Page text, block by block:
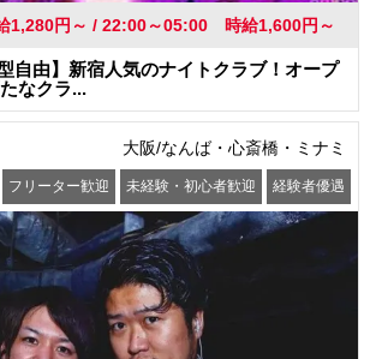
1,280円～ / 22:00～05:00 時給1,600円～
自由】新宿人気のナイトクラブ！オープ
なクラ...
大阪/なんば・心斎橋・ミナミ
フリーター歓迎 未経験・初心者歓迎 経験者優遇